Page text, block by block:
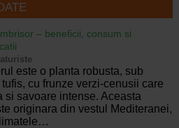
– beneficii, consum si
este o planta robusta, sub
cu frunze verzi-cenusii care
si savoare intense. Aceasta
originara din vestul Mediteranei,